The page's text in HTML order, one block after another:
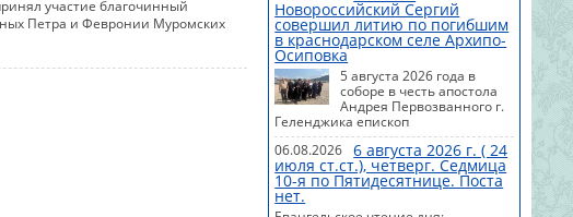
участие благочинный
Петра и Февронии Муромских
Новороссийский Сергий
совершил литию по погибшим
в краснодарском селе Архипо-
Осиповка
5 августа 2026 года в
соборе в честь апостола
Андрея Первозванного г.
Геленджика епископ
Новороссийский и Геленджикский
Сергий совершил заупокойную
литию по погибшим в результате
ударов украинских беспилотных
летательных аппаратов по селу
Архипо-Осиповка Краснодарского
06.08.2026 6 августа 2026 г. ( 24
июля ст.ст.), четверг. Седмица
10-я по Пятидесятнице. Поста
нет.